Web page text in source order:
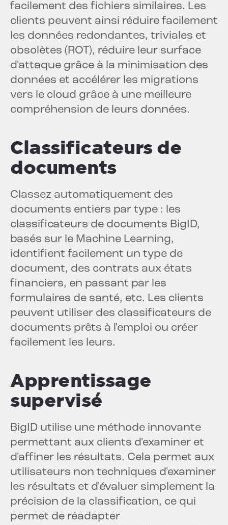
facilement des fichiers similaires. Les
clients peuvent ainsi réduire facilement
les données redondantes, triviales et
obsolètes (ROT), réduire leur surface
d'attaque grâce à la minimisation des
données et accélérer les migrations
vers le cloud grâce à une meilleure
compréhension de leurs données.
Classificateurs de
documents
Classez automatiquement des
documents entiers par type : les
classificateurs de documents BigID,
basés sur le Machine Learning,
identifient facilement un type de
document, des contrats aux états
financiers, en passant par les
formulaires de santé, etc. Les clients
peuvent utiliser des classificateurs de
documents prêts à l'emploi ou créer
facilement les leurs.
Apprentissage
supervisé
BigID utilise une méthode innovante
permettant aux clients d'examiner et
d'affiner les résultats. Cela permet aux
utilisateurs non techniques d'examiner
les résultats et d'évaluer simplement la
précision de la classification, ce qui
permet de réadapter